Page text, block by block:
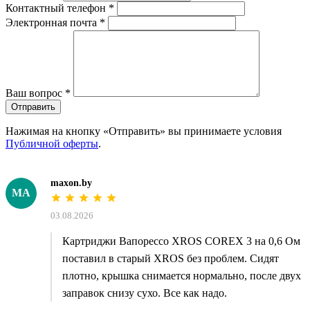
Контактный телефон *
Электронная почта *
Ваш вопрос *
Отправить
Нажимая на кнопку «Отправить» вы принимаете условия
Публичной оферты.
MA
maxon.by
03.08.2026
Картриджи Вапорессо XROS COREX 3 на 0,6 Ом
поставил в старый XROS без проблем. Сидят
плотно, крышка снимается нормально, после двух
заправок снизу сухо. Все как надо.